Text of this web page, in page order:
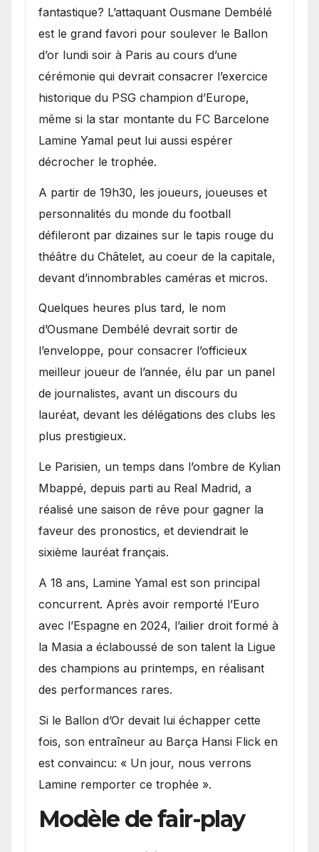
fantastique? L’attaquant Ousmane Dembélé
est le grand favori pour soulever le Ballon
d’or lundi soir à Paris au cours d’une
cérémonie qui devrait consacrer l’exercice
historique du PSG champion d’Europe,
même si la star montante du FC Barcelone
Lamine Yamal peut lui aussi espérer
décrocher le trophée.
A partir de 19h30, les joueurs, joueuses et
personnalités du monde du football
défileront par dizaines sur le tapis rouge du
théâtre du Châtelet, au coeur de la capitale,
devant d’innombrables caméras et micros.
Quelques heures plus tard, le nom
d’Ousmane Dembélé devrait sortir de
l’enveloppe, pour consacrer l’officieux
meilleur joueur de l’année, élu par un panel
de journalistes, avant un discours du
lauréat, devant les délégations des clubs les
plus prestigieux.
Le Parisien, un temps dans l’ombre de Kylian
Mbappé, depuis parti au Real Madrid, a
réalisé une saison de rêve pour gagner la
faveur des pronostics, et deviendrait le
sixième lauréat français.
A 18 ans, Lamine Yamal est son principal
concurrent. Après avoir remporté l’Euro
avec l’Espagne en 2024, l’ailier droit formé à
la Masia a éclaboussé de son talent la Ligue
des champions au printemps, en réalisant
des performances rares.
Si le Ballon d’Or devait lui échapper cette
fois, son entraîneur au Barça Hansi Flick en
est convaincu: « Un jour, nous verrons
Lamine remporter ce trophée ».
Modèle de fair-play